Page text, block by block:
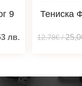
9
лв.
Тениска
12.78€/